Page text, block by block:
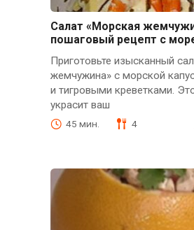
Салат «Морская
пошаговый рецепт с
Приготовьте изысканный
жемчужина» с морской
и тигровыми креветками.
украсит ваш
45 мин. 4